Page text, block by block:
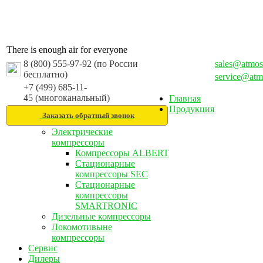
There is enough air for everyone
8 (800) 555-97-92 (по России
бесплатно)
+7 (499) 685-11-
45 (многоканальный)
Заказать обратный звонок
Главная
Продукция
Электрические
компрессоры
Компрессоры ALBERT
Стационарные
компрессоры SEC
Стационарные
компрессоры
SMARTRONIC
Дизельные компрессоры
Локомотивыне
компрессоры
Сервис
Дилеры